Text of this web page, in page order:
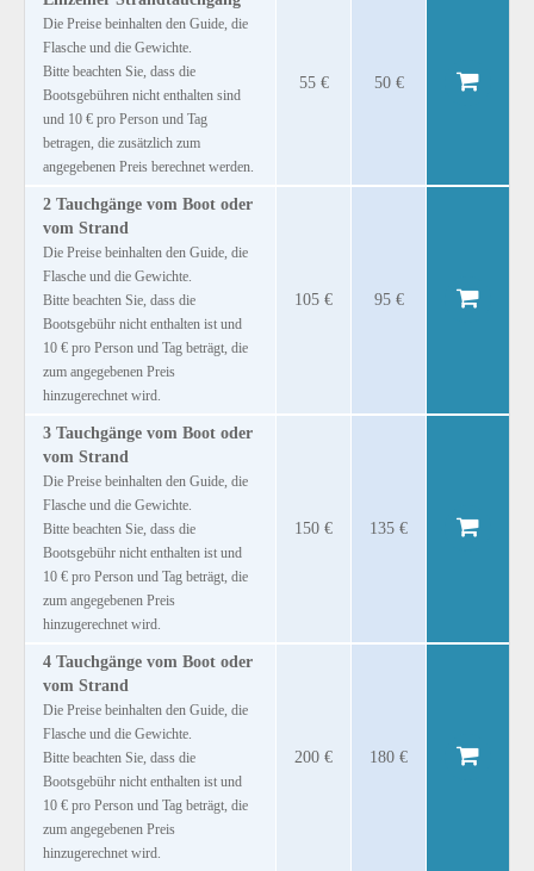
Die Preise beinhalten den Guide, die
Flasche und die Gewichte.
Bitte beachten Sie, dass die
Bootsgebühren nicht enthalten sind
und 10 € pro Person und Tag
betragen, die zusätzlich zum
angegebenen Preis berechnet werden.
55 € 50 €
2 Tauchgänge vom Boot oder
vom Strand
Die Preise beinhalten den Guide, die
Flasche und die Gewichte.
Bitte beachten Sie, dass die
Bootsgebühr nicht enthalten ist und
10 € pro Person und Tag beträgt, die
zum angegebenen Preis
hinzugerechnet wird.
105 € 95 €
3 Tauchgänge vom Boot oder
vom Strand
Die Preise beinhalten den Guide, die
Flasche und die Gewichte.
Bitte beachten Sie, dass die
Bootsgebühr nicht enthalten ist und
10 € pro Person und Tag beträgt, die
zum angegebenen Preis
hinzugerechnet wird.
150 € 135 €
4 Tauchgänge vom Boot oder
vom Strand
Die Preise beinhalten den Guide, die
Flasche und die Gewichte.
Bitte beachten Sie, dass die
Bootsgebühr nicht enthalten ist und
10 € pro Person und Tag beträgt, die
zum angegebenen Preis
hinzugerechnet wird.
200 € 180 €